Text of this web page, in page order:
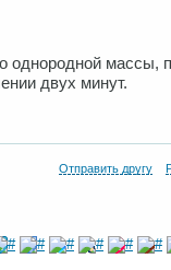
однородной массы,
двух минут.
Отправить другу